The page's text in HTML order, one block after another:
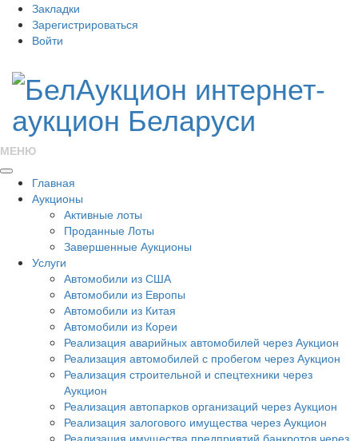
Закладки
Зарегистрироваться
Войти
МЕНЮ
Главная
Аукционы
Активные лоты
Проданные Лоты
Завершенные Аукционы
Услуги
Автомобили из США
Автомобили из Европы
Автомобили из Китая
Автомобили из Кореи
Реализация аварийных автомобилей через Аукцион
Реализация автомобилей с пробегом через Аукцион
Реализация строительной и спецтехники через
Аукцион
Реализация автопарков организаций через Аукцион
Реализация залогового имущества через Аукцион
Реализация имущества предприятий банкротов через